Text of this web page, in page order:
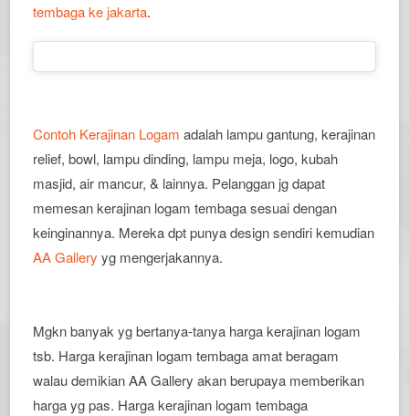
tembaga ke jakarta.
Contoh Kerajinan Logam adalah lampu gantung, kerajinan
relief, bowl, lampu dinding, lampu meja, logo, kubah
masjid, air mancur, & lainnya. Pelanggan jg dapat
memesan kerajinan logam tembaga sesuai dengan
keinginannya. Mereka dpt punya design sendiri kemudian
AA Gallery yg mengerjakannya.
Mgkn banyak yg bertanya-tanya harga kerajinan logam
tsb. Harga kerajinan logam tembaga amat beragam
walau demikian AA Gallery akan berupaya memberikan
harga yg pas. Harga kerajinan logam tembaga